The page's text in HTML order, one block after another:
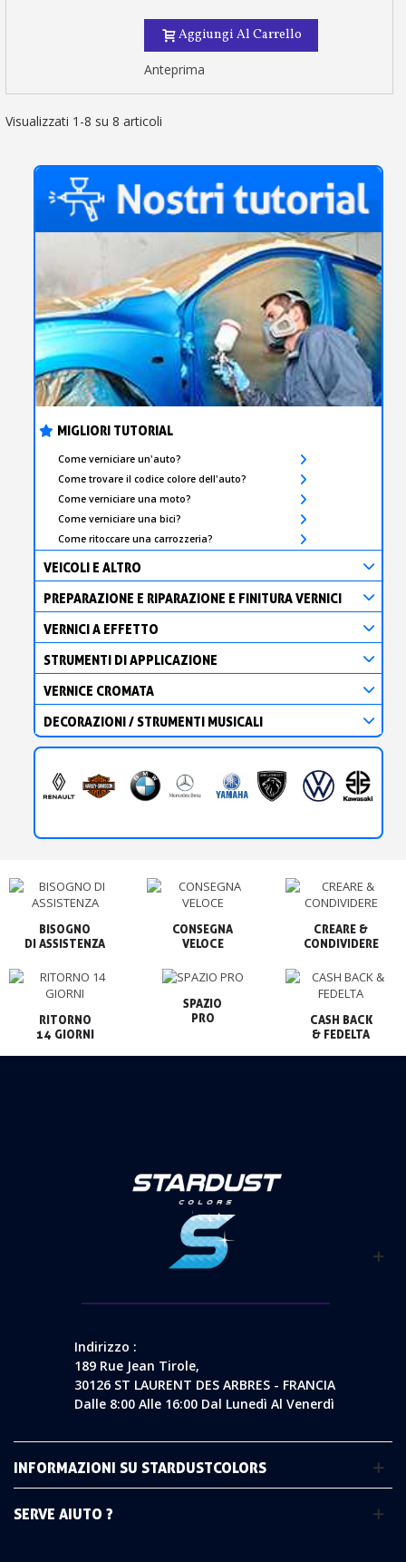
MIGLIORI TUTORIAL
Come verniciare un'auto?
Come trovare il codice colore dell'auto?
Come verniciare una moto?
Come verniciare una bici?
Come ritoccare una carrozzeria?
VEICOLI E ALTRO
PREPARAZIONE E RIPARAZIONE E FINITURA VERNICI
VERNICI A EFFETTO
STRUMENTI DI APPLICAZIONE
VERNICE CROMATA
DECORAZIONI / STRUMENTI MUSICALI
Aggiungi Al Carrello
Anteprima
Visualizzati 1-8 su 8 articoli
BISOGNO
CONSEGNA
VELOCE
CREARE &
CONDIVIDERE
RITORNO
14 GIORNI
SPAZIO
PRO
CASH BACK
& FEDELTA
Indirizzo :
189 Rue Jean Tirole,
30126 ST LAURENT DES ARBRES - FRANCIA
Dalle 8:00 Alle 16:00 Dal Lunedì Al Venerdì
INFORMAZIONI SU STARDUSTCOLORS
SERVE AIUTO ?